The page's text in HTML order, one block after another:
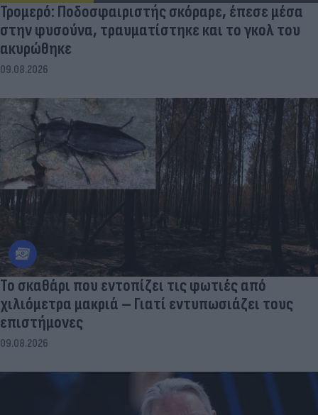
Τρομερό: Ποδοσφαιριστής σκόραρε, έπεσε μέσα
στην φυσούνα, τραυματίστηκε και το γκολ του
ακυρώθηκε
09.08.2026
Το σκαθάρι που εντοπίζει τις φωτιές από
χιλιόμετρα μακριά – Γιατί εντυπωσιάζει τους
επιστήμονες
09.08.2026